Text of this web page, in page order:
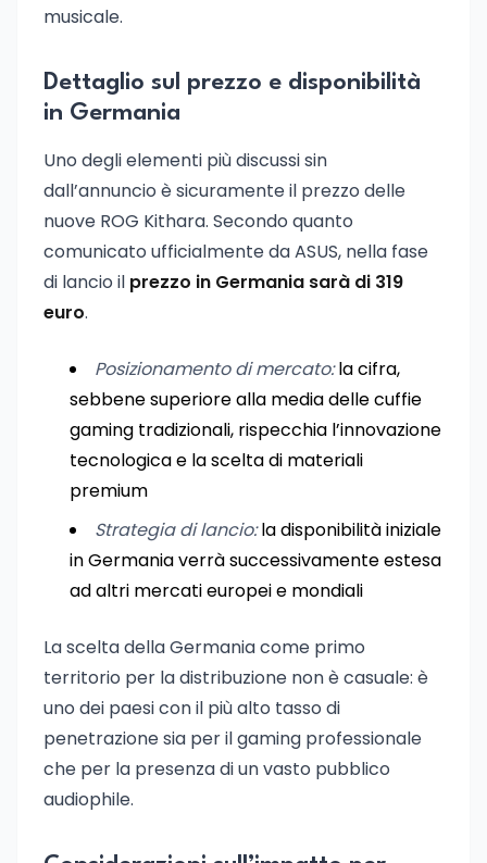
musicale.
Dettaglio sul prezzo e disponibilità
in Germania
Uno degli elementi più discussi sin
dall’annuncio è sicuramente il prezzo delle
nuove ROG Kithara. Secondo quanto
comunicato ufficialmente da ASUS, nella fase
di lancio il prezzo in Germania sarà di 319
euro.
Posizionamento di mercato:la cifra,
sebbene superiore alla media delle cuffie
gaming tradizionali, rispecchia l’innovazione
tecnologica e la scelta di materiali
premium
Strategia di lancio:la disponibilità iniziale
in Germania verrà successivamente estesa
ad altri mercati europei e mondiali
La scelta della Germania come primo
territorio per la distribuzione non è casuale: è
uno dei paesi con il più alto tasso di
penetrazione sia per il gaming professionale
che per la presenza di un vasto pubblico
audiophile.